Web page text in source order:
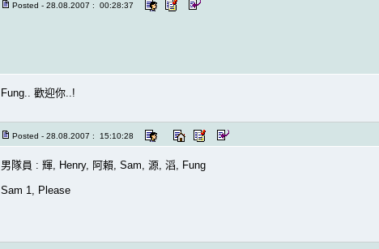
Posted - 28.08.2007 : 00:28:37
Fung.. 歡迎你..!
Posted - 28.08.2007 : 15:10:28
男隊員 : 輝, Henry, 阿賴, Sam, 源, 滔, Fung
Sam 1, Please